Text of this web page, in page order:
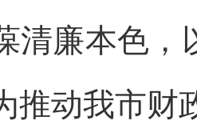
清廉本色，
推动我市财